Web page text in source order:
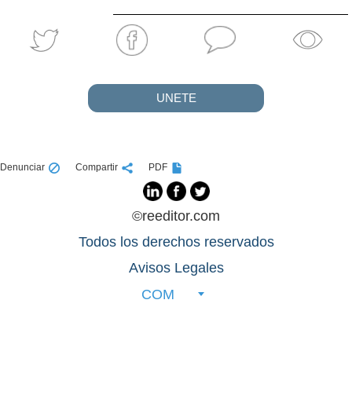
UNETE
Denunciar Compartir PDF
©reeditor.com
Todos los derechos reservados
Avisos Legales